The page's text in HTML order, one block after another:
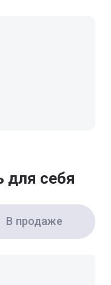
для себя
В продаже